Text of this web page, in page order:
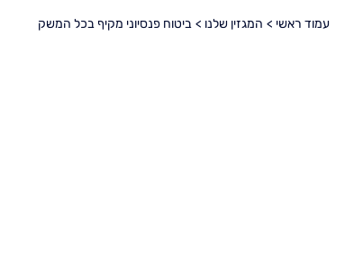
עמוד ראשי > המגזין שלנו > ביטוח פנסיוני מקיף בכל המשק